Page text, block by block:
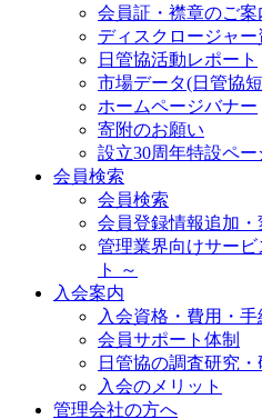
会員証・襟章のご案
ディスクロージャー
日管協活動レポート
市場データ(日管協
ホームページバナー
寄附のお願い
設立30周年特設ペー
会員検索
会員検索
会員登録情報追加・
管理業界向けサービ
ト ～
入会案内
入会資格・費用・
会員サポート体制
日管協の調査研究
入会のメリット
管理会社の方へ